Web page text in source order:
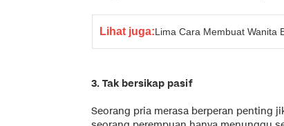
Lihat juga:Lima Cara Membuat Wanita
3. Tak bersikap pasif
Seorang pria merasa berperan penting